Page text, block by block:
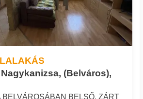
(Belváros),
BELVÁROSÁBAN BELSŐ, ZÁRT